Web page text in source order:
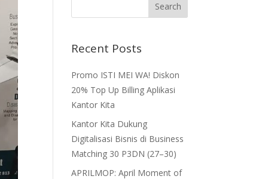
Recent Posts
Promo ISTI MEI WA! Diskon
20% Top Up Billing Aplikasi
Kantor Kita
Kantor Kita Dukung
Digitalisasi Bisnis di Business
Matching 30 P3DN (27–30)
APRILMOP: April Moment of